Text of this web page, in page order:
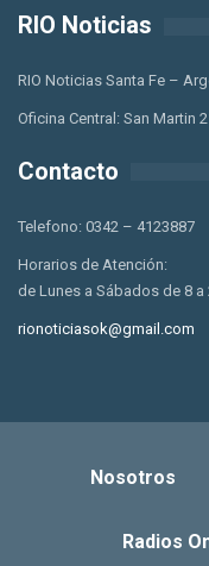
RIO Noticias
RIO Noticias Santa Fe –
Oficina Central: San Martin
Contacto
Telefono: 0342 – 4123887
Horarios de Atención:
de Lunes a Sábados de 8 a
rionoticiasok@gmail.com
Nosotros
Radios